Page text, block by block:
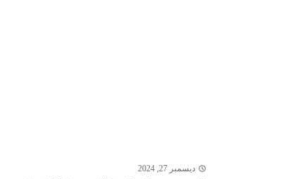
ديسمبر 27, 2024